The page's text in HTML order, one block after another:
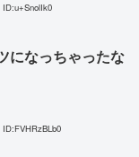
ID:u+SnolIk0
になっちゃったな
ID:FVHRzBLb0